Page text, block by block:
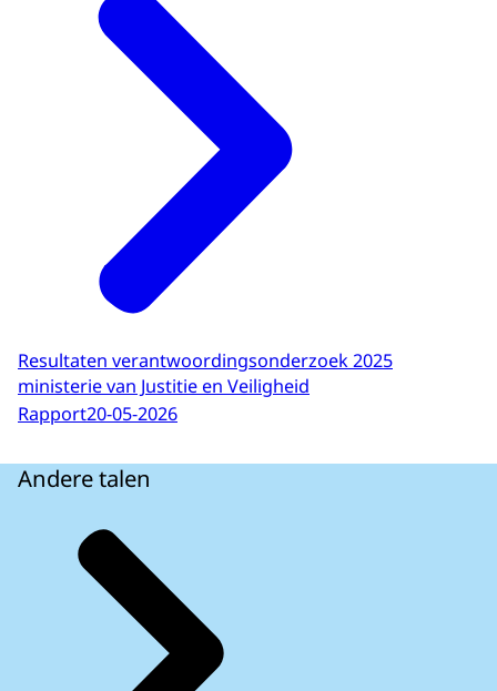
Resultaten verantwoordingsonderzoek 2025
ministerie van Justitie en Veiligheid
Rapport20-05-2026
Andere talen